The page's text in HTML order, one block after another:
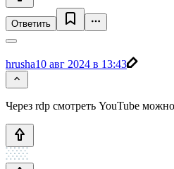
Ответить
hrusha10 авг 2024 в 13:43
Через rdp смотреть YouTube